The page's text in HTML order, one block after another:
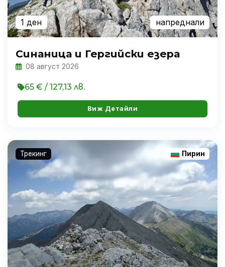
1 ден напреднали
Синаница и Гергийски езера
08 август 2026
65 € / 127,13 лв.
Виж Детайли
Трекинг Пирин